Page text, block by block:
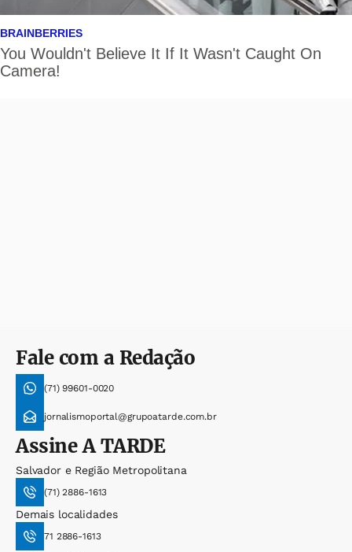
Fale com a Redação
(71) 99601-0020
jornalismoportal@grupoatarde.com.br
AssineA TARDE
Salvador e Região Metropolitana
(71) 2886-1613
Demais localidades
71 2886-1613